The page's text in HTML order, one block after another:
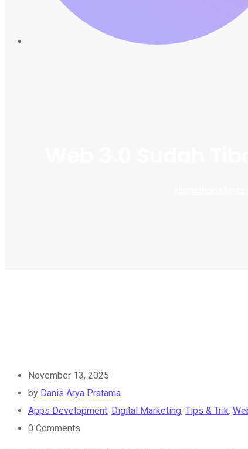
November 13, 2025
by Danis Arya Pratama
Apps Development, Digital Marketing, Tips & Trik,
0 Comments